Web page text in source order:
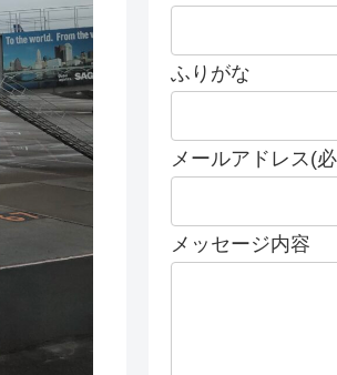
ふりがな
メールアドレス(
メッセージ内容